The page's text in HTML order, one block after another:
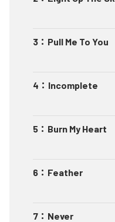
3 ： Pull Me To You
4 ： Incomplete
5 ： Burn My Heart
6 ： Feather
7 ： Never